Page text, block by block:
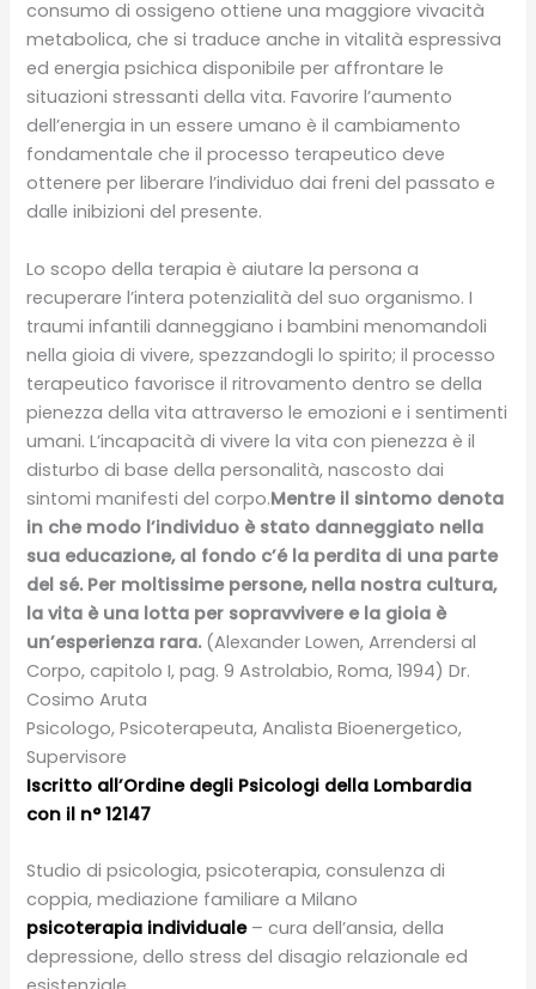
consumo di ossigeno ottiene una maggiore vivacità
metabolica, che si traduce anche in vitalità espressiva
ed energia psichica disponibile per affrontare le
situazioni stressanti della vita. Favorire l’aumento
dell’energia in un essere umano è il cambiamento
fondamentale che il processo terapeutico deve
ottenere per liberare l’individuo dai freni del passato e
dalle inibizioni del presente.
Lo scopo della terapia è aiutare la persona a
recuperare l’intera potenzialità del suo organismo. I
traumi infantili danneggiano i bambini menomandoli
nella gioia di vivere, spezzandogli lo spirito; il processo
terapeutico favorisce il ritrovamento dentro se della
pienezza della vita attraverso le emozioni e i sentimenti
umani. L’incapacità di vivere la vita con pienezza è il
disturbo di base della personalità, nascosto dai
sintomi manifesti del corpo.Mentre il sintomo denota
in che modo l’individuo è stato danneggiato nella
sua educazione, al fondo c’é la perdita di una parte
del sé. Per moltissime persone, nella nostra cultura,
la vita è una lotta per sopravvivere e la gioia è
un’esperienza rara.(Alexander Lowen, Arrendersi al
Corpo, capitolo I, pag. 9 Astrolabio, Roma, 1994) Dr.
Cosimo Aruta
Psicologo, Psicoterapeuta, Analista Bioenergetico,
Supervisore
Iscritto all’Ordine degli Psicologi della Lombardia
con il n° 12147
Studio di psicologia, psicoterapia, consulenza di
coppia, mediazione familiare a Milano
psicoterapia individuale– cura dell’ansia, della
depressione, dello stress del disagio relazionale ed